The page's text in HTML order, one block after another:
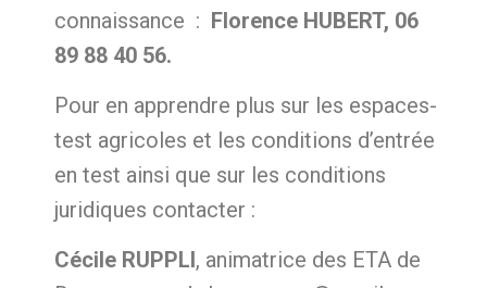
connaissance : Florence HUBERT, 06
89 88 40 56.
Pour en apprendre plus sur les espaces-
test agricoles et les conditions d’entrée
en test ainsi que sur les conditions
juridiques contacter :
Cécile RUPPLI, animatrice des ETA de